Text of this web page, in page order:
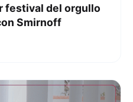
festival del orgullo
Smirnoff